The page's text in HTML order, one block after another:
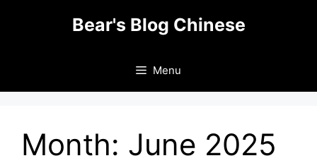
Bear's Blog Chinese
Menu
Month: June 2025